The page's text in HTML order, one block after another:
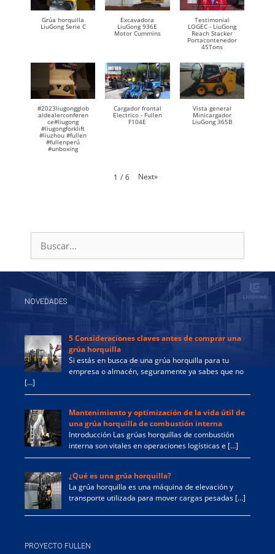
Grúa horquilla
LiuGong Serie C
Excavadora
LiuGong 936E
Motor Cummins
Testimonial
LOGEC - LiuGong
Reach Stacker
Portacontenedor
45Tons
#2023liugongglob
aldealerconferen
ce#liugong
#liugongforklift
#liuzhou #fullen
#fullenperú
#unboxing
Cargador frontal
Electrico - Fullen
F104E
Vista general
Minicargador
LiuGong 365B
1 / 6 Next»
NOVEDADES
5 Consideraciones claves antes de comprar una
grúa horquilla
Si estás en busca de una grúa horquilla para tu
empresa o almacén, seguramente ya sabes que no
[…]
Mantenimiento y optimización de la vida útil de
una grúa horquilla de combustión interna
Introducción Las grúas horquillas de combustión
interna son vitales en operaciones logísticas e […]
¿Qué es una grúa horquilla?
La grúa horquilla es una máquina de elevación y
transporte utilizada para mover cargas pesadas […]
PROYECTO FULLEN